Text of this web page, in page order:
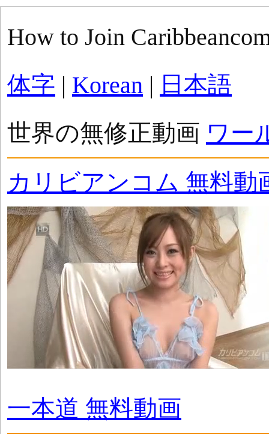
How to Join
体字 | Korean | 日本語
世界の無修正動画 ワー
カリビアンコム 無料動
一本道 無料動画